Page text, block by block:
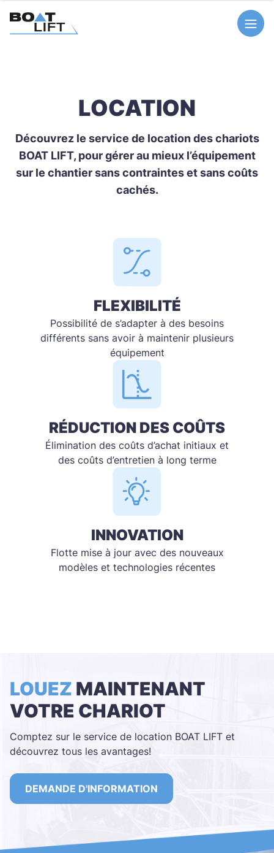
LOCATION
Découvrez le service de location des chariots
BOAT LIFT, pour gérer au mieux l’équipement
sur le chantier sans contraintes et sans coûts
cachés.
FLEXIBILITÉ
Possibilité de s’adapter à des besoins
différents sans avoir à maintenir plusieurs
équipement
RÉDUCTION DES COÛTS
Élimination des coûts d’achat initiaux et
des coûts d’entretien à long terme
INNOVATION
Flotte mise à jour avec des nouveaux
modèles et technologies récentes
LOUEZ MAINTENANT
VOTRE CHARIOT
Comptez sur le service de location BOAT LIFT et
découvrez tous les avantages!
DEMANDE D'INFORMATION